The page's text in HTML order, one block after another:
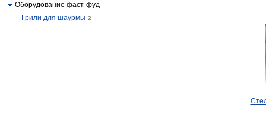
Оборудование фаст-фуд
Грили для шаурмы 2